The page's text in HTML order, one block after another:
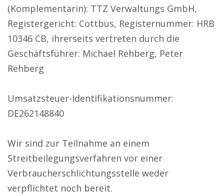
(Komplementärin): TTZ Verwaltungs GmbH,
Registergericht: Cottbus, Registernummer: HRB
10346 CB, ihrerseits vertreten durch die
Geschäftsführer: Michael Rehberg, Peter
Rehberg
Umsatzsteuer-Identifikationsnummer:
DE262148840
Wir sind zur Teilnahme an einem
Streitbeilegungsverfahren vor einer
Verbraucherschlichtungsstelle weder
verpflichtet noch bereit.